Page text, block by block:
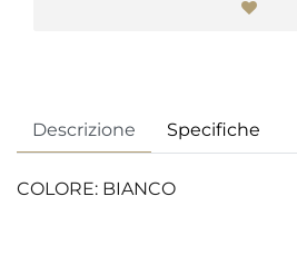
Descrizione Specifiche
COLORE: BIANCO